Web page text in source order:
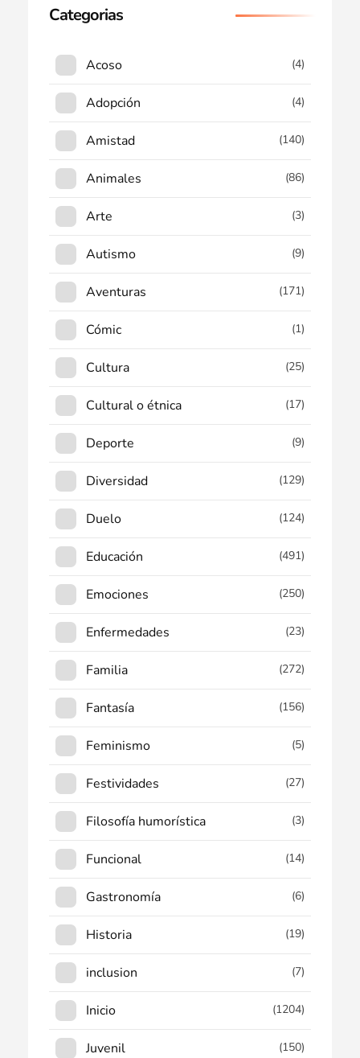
Categorias
Acoso (4)
Adopción (4)
Amistad (140)
Animales (86)
Arte (3)
Autismo (9)
Aventuras (171)
Cómic (1)
Cultura (25)
Cultural o étnica (17)
Deporte (9)
Diversidad (129)
Duelo (124)
Educación (491)
Emociones (250)
Enfermedades (23)
Familia (272)
Fantasía (156)
Feminismo (5)
Festividades (27)
Filosofía humorística (3)
Funcional (14)
Gastronomía (6)
Historia (19)
inclusion (7)
Inicio (1204)
Juvenil (150)